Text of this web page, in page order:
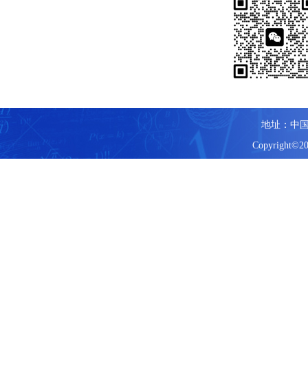
地址：中